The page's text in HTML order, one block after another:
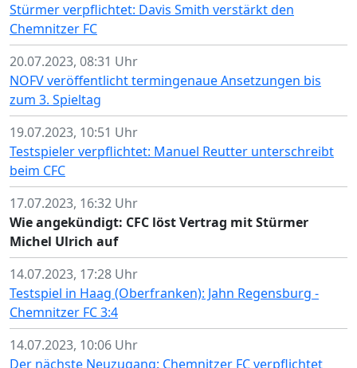
Stürmer verpflichtet: Davis Smith verstärkt den
Chemnitzer FC
20.07.2023, 08:31 Uhr
NOFV veröffentlicht termingenaue Ansetzungen bis
zum 3. Spieltag
19.07.2023, 10:51 Uhr
Testspieler verpflichtet: Manuel Reutter unterschreibt
beim CFC
17.07.2023, 16:32 Uhr
Wie angekündigt: CFC löst Vertrag mit Stürmer
Michel Ulrich auf
14.07.2023, 17:28 Uhr
Testspiel in Haag (Oberfranken): Jahn Regensburg -
Chemnitzer FC 3:4
14.07.2023, 10:06 Uhr
Der nächste Neuzugang: Chemnitzer FC verpflichtet